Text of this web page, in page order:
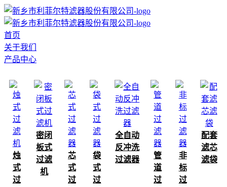
首页
关于我们
产品中心
烛
式
过
密闭
板式
过滤
机
芯
式
过
袋
式
过
全自动
反冲洗
过滤器
管
道
过
非
标
过
配套
滤芯
滤袋